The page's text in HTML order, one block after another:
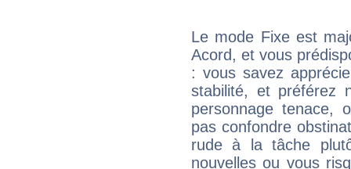
Le mode Fixe est
Acord, et vous
: vous savez
stabilité, et préférez
personnage tenace,
pas confondre
rude à la tâche
nouvelles ou vous